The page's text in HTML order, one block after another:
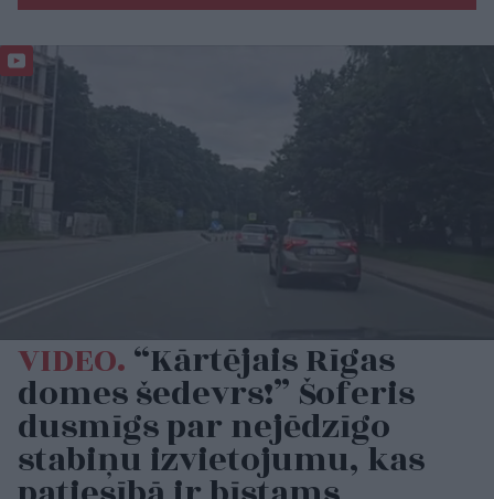
VIDEO.“Kārtējais Rīgas
domes šedevrs!” Šoferis
dusmīgs par nejēdzīgo
stabiņu izvietojumu, kas